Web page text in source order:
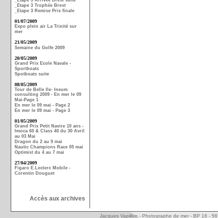
_Etape 3 Trophée Brest
_Etape 3 Remise Prix finale
01/07/2009
Expo plein air La Trinité sur
mer
21/05/2009
Semaine du Golfe 2009
20/05/2009
Grand Prix Ecole Navale -
Sportboats
Spotboats suite
08/05/2009
Tour de Belle Ile- Ineum
consulting 2009 - En mer le 09
Mai-Page 1
En mer le 09 mai - Page 2
En mer le 09 mai - Page 3
01/05/2009
Grand Prix Petit Navire 10 ans -
Imoca 60 & Class 40 du 30 Avril
au 03 Mai
Dragon du 2 au 9 mai
Nautic Champions Race 05 mai
Optimist du 4 au 7 mai
27/04/2009
Figaro E.Leclerc Mobile -
Corentin Douguet
Accès aux archives
Jacques Vapillon - Photographe de mer - BP 16 -